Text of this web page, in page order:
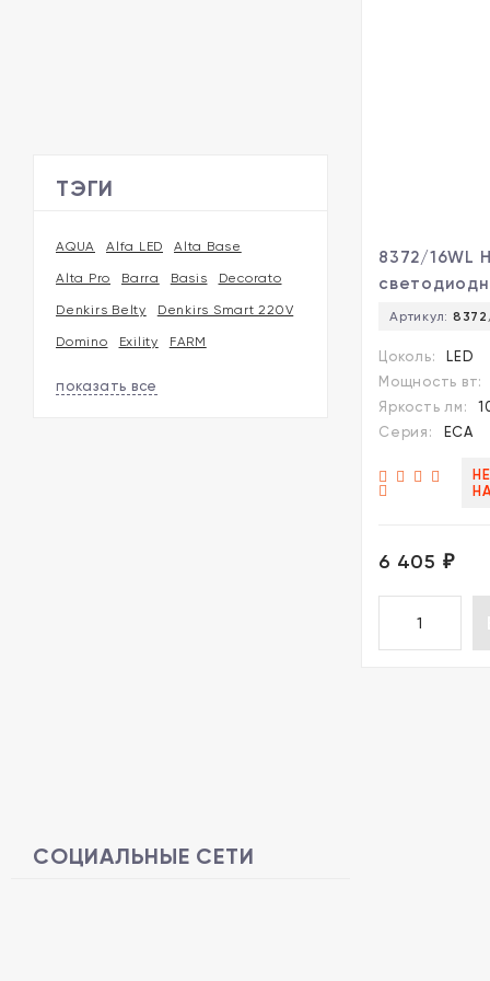
ТЭГИ
AQUA Alfa LED Alta Base
Alta Pro Barra Basis Decorato
Denkirs Belty Denkirs Smart 220V
Domino Exility FARM
показать все
СОЦИАЛЬНЫЕ СЕТИ
8372/16WL
светильник
цвет.
16Вт 1081Лм
LUMION ECA
Артикул:
Цоколь:
LED
Мощность вт:
Яркость лм:
Серия:
ECA
6 405 ₽